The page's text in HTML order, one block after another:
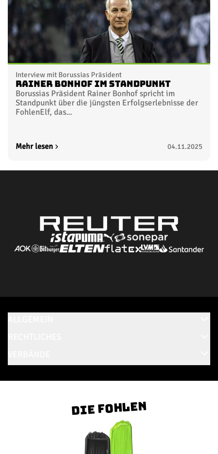
Interview mit Borussias Präsident
Rainer Bonhof im Standpunkt
Borussias Präsident Rainer Bonhof spricht im
Standpunkt über die jüngsten Erfolgserlebnisse der
FohlenElf, das...
Mehr lesen 04.11.2025
Die Fohlen